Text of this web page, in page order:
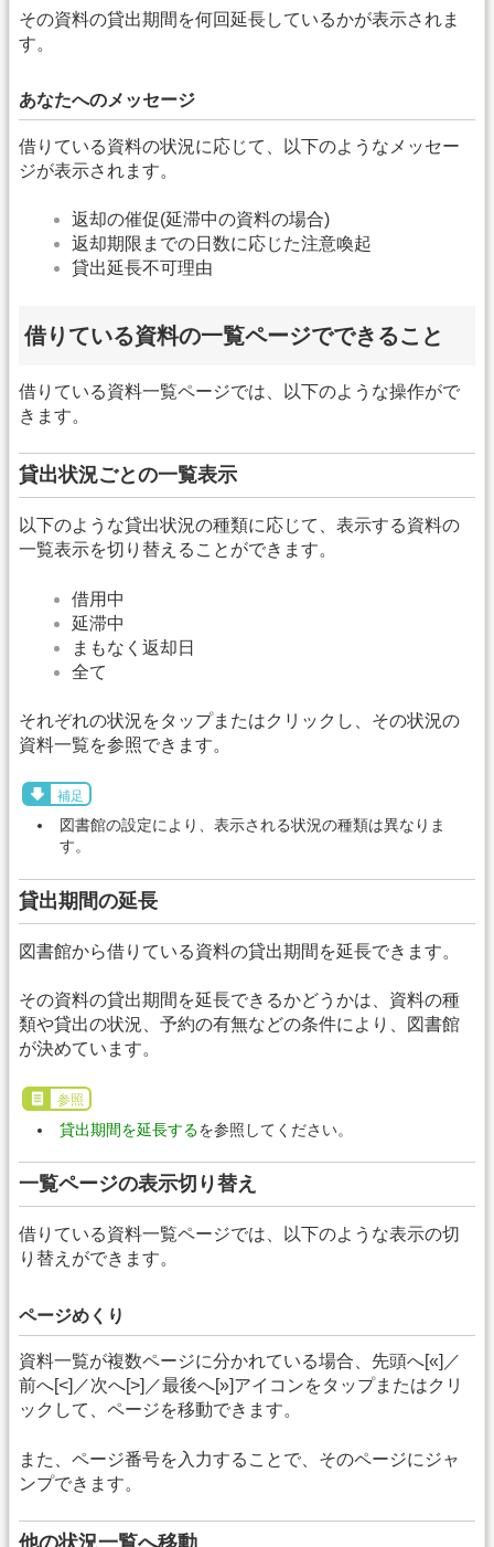
その資料の貸出期間を何回延長しているかが表示されま
す。
あなたへのメッセージ
借りている資料の状況に応じて、以下のようなメッセー
ジが表示されます。
返却の催促(延滞中の資料の場合)
返却期限までの日数に応じた注意喚起
貸出延長不可理由
借りている資料の一覧ページでできること
借りている資料一覧ページでは、以下のような操作がで
きます。
貸出状況ごとの一覧表示
以下のような貸出状況の種類に応じて、表示する資料の
一覧表示を切り替えることができます。
借用中
延滞中
まもなく返却日
全て
それぞれの状況をタップまたはクリックし、その状況の
資料一覧を参照できます。
補足
図書館の設定により、表示される状況の種類は異なりま
す。
貸出期間の延長
図書館から借りている資料の貸出期間を延長できます。
その資料の貸出期間を延長できるかどうかは、資料の種
類や貸出の状況、予約の有無などの条件により、図書館
が決めています。
参照
貸出期間を延長するを参照してください。
一覧ページの表示切り替え
借りている資料一覧ページでは、以下のような表示の切
り替えができます。
ページめくり
資料一覧が複数ページに分かれている場合、先頭へ[«]／
前へ[<]／次へ[>]／最後へ[»]アイコンをタップまたはクリ
ックして、ページを移動できます。
また、ページ番号を入力することで、そのページにジャ
ンプできます。
他の状況一覧へ移動